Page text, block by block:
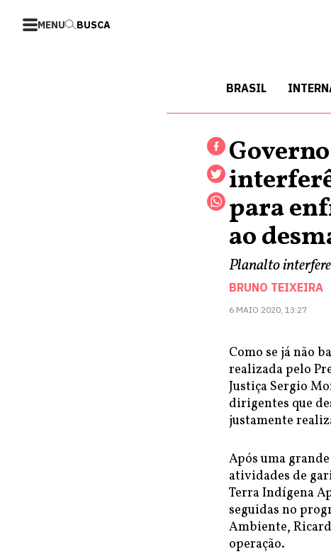
MENU BUSCA
BRASIL
para
ao
Planalto
BRUNO TEIXEIRA
6 MAIO 2020, 13:27
Como se já não
realizada pelo
Justiça Sergio
dirigentes que
justamente
Após uma
atividades de
Terra Indígena
seguidas no
Ambiente,
operação.